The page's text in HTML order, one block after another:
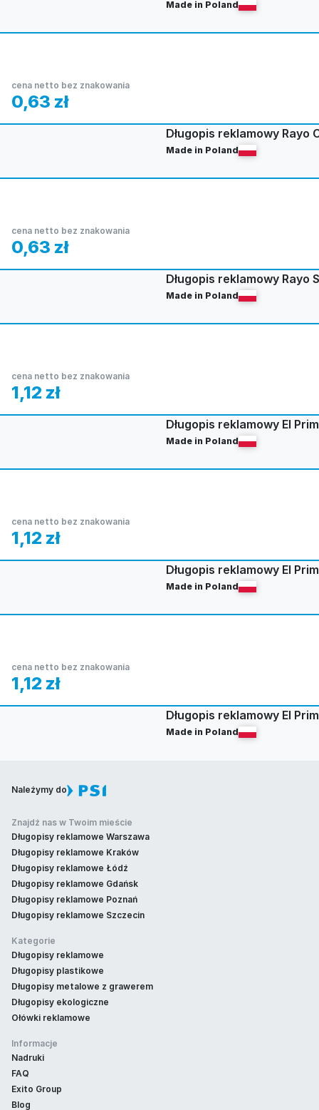
Made in Poland
cena netto bez znakowania
0,63 zł
Długopis reklamowy Rayo
Made in Poland
cena netto bez znakowania
0,63 zł
Długopis reklamowy Rayo
Made in Poland
cena netto bez znakowania
1,12 zł
Długopis reklamowy El
Made in Poland
cena netto bez znakowania
1,12 zł
Długopis reklamowy El
Made in Poland
cena netto bez znakowania
1,12 zł
Długopis reklamowy El
Made in Poland
Należymy do
Znajdź nas w Twoim mieście
Długopisy reklamowe Warszawa
Długopisy reklamowe Kraków
Długopisy reklamowe Łódź
Długopisy reklamowe Gdańsk
Długopisy reklamowe Poznań
Długopisy reklamowe Szczecin
Kategorie
Długopisy reklamowe
Długopisy plastikowe
Długopisy metalowe z grawerem
Długopisy ekologiczne
Ołówki reklamowe
Informacje
Nadruki
FAQ
Exito Group
Blog